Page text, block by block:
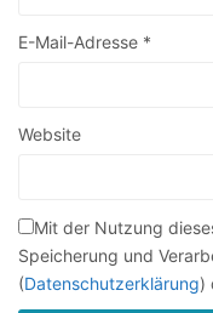
E-Mail-Adresse *
Website
Mit der Nutzung
Speicherung und
(Datenschutzerklärung)